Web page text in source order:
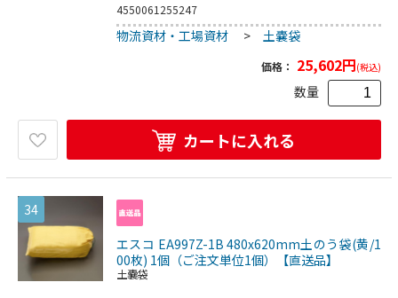
4550061255247
物流資材・工場資材 > 土嚢袋
価格： 25,602円(税込)
数量
カートに入れる
34
エスコ EA997Z-1B 480x620mm土のう袋(黄/1
00枚) 1個（ご注文単位1個）【直送品】
土嚢袋